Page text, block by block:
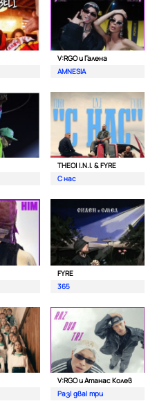
V:RGO и Галена
AMNESIA
THEO| I.N.I. & FYRE
С нас
FYRE
365
V:RGO и Атанас Колев
Раз| два| три